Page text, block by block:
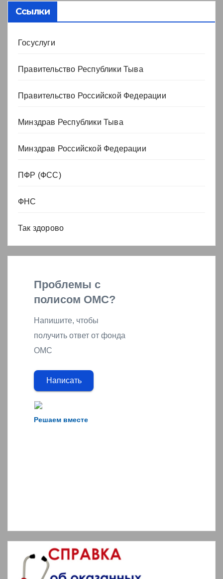
Ссылки
Госуслуги
Правительство Республики Тыва
Правительство Российской Федерации
Минздрав Республики Тыва
Минздрав Российской Федерации
ПФР (ФСС)
ФНС
Так здорово
Решаем вместе
Проблемы с
полисом ОМС?
Напишите, чтобы
получить ответ от фонда
ОМС
Написать